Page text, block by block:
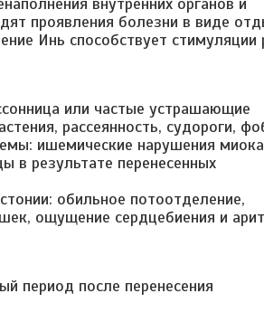
проявления болезни в виде
Инь способствует стимуляции
или частые устрашающие
рассеянность, судороги,
ишемические нарушения
в результате перенесенных
обильное потоотделение,
ощущение сердцебиения и
период после перенесения